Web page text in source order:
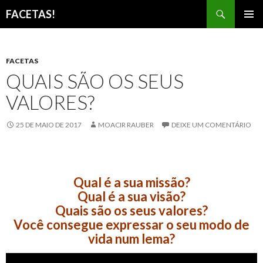
FACETAS!
CONTEÚDO
FACETAS
QUAIS SÃO OS SEUS
VALORES?
25 DE MAIO DE 2017 MOACIR RAUBER DEIXE UM COMENTÁRIO
Qual é a sua missão?
Qual é a sua visão?
Quais são os seus valores?
Você consegue expressar o seu modo de
vida num lema?